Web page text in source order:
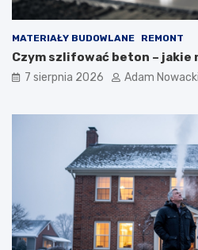
MATERIAŁY BUDOWLANE REMONT
Czym szlifować beton – jakie
7 sierpnia 2026 Adam Nowacki